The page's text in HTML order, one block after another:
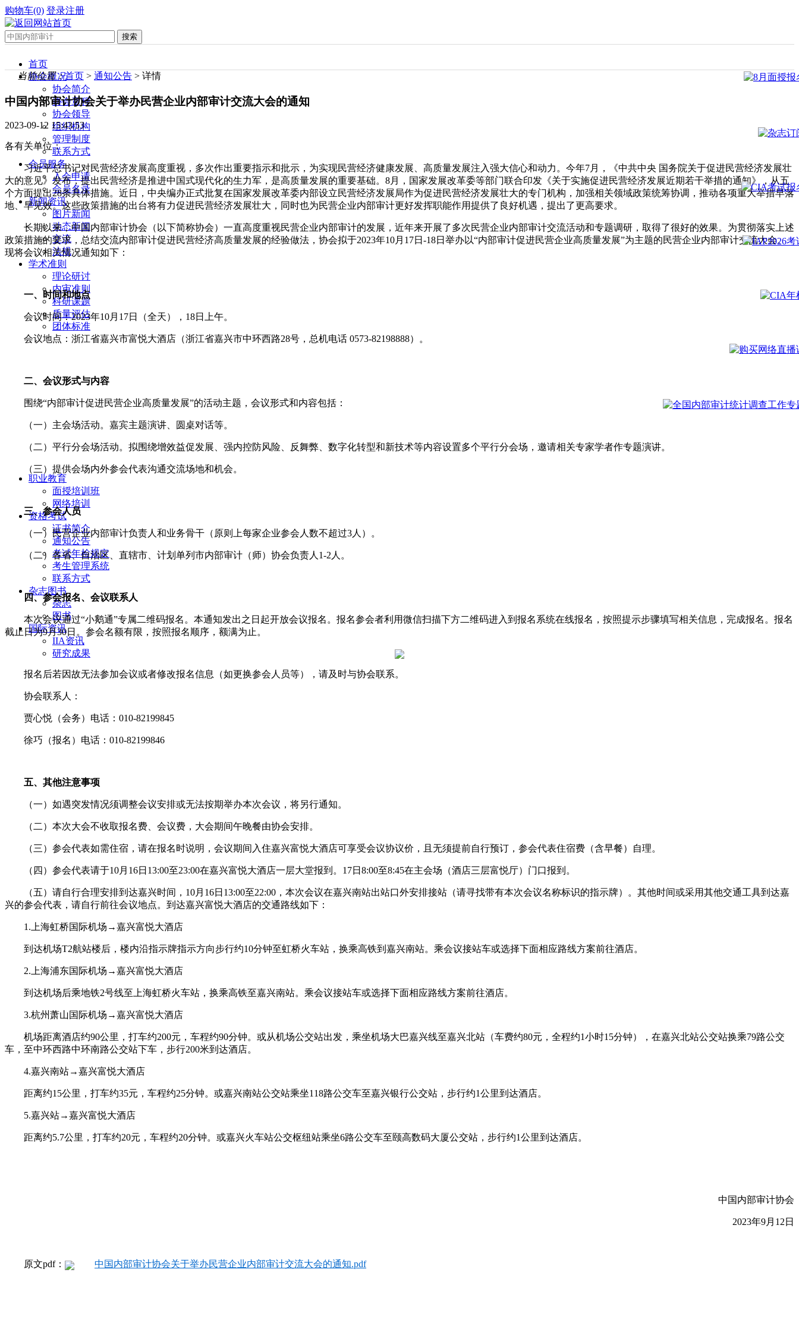
购物车(0) 登录注册
首页
协会概况
协会简介
协会章程
协会领导
组织机构
管理制度
联系方式
会员服务
入会申请
会员名录
新闻资讯
图片新闻
动态新闻
交流
法规
学术准则
理论研讨
内审准则
科研课题
质量评估
团体标准
职业教育
面授培训班
网络培训
资格考试
证书简介
通知公告
考试年检规定
考生管理系统
联系方式
杂志图书
杂志
图书
国际资讯
IIA资讯
研究成果
当前位置：首页 > 通知公告 > 详情
中国内部审计协会关于举办民营企业内部审计交流大会的通知
2023-09-12 15:43:53
各有关单位：
习近平总书记对民营经济发展高度重视，多次作出重要指示和批示，为实现民营经济健康发展、高质量发展注入强大信心和动力。今年7月，《中共中央 国务院关于促进民营经济发展壮
大的意见》发布，提出民营经济是推进中国式现代化的生力军，是高质量发展的重要基础。8月，国家发展改革委等部门联合印发《关于实施促进民营经济发展近期若干举措的通知》，从五
个方面提出28条具体措施。近日，中央编办正式批复在国家发展改革委内部设立民营经济发展局作为促进民营经济发展壮大的专门机构，加强相关领域政策统筹协调，推动各项重大举措早落
地、早见效。这些政策措施的出台将有力促进民营经济发展壮大，同时也为民营企业内部审计更好发挥职能作用提供了良好机遇，提出了更高要求。
长期以来，中国内部审计协会（以下简称协会）一直高度重视民营企业内部审计的发展，近年来开展了多次民营企业内部审计交流活动和专题调研，取得了很好的效果。为贯彻落实上述
政策措施的要求，总结交流内部审计促进民营经济高质量发展的经验做法，协会拟于2023年10月17日-18日举办以“内部审计促进民营企业高质量发展”为主题的民营企业内部审计交流大会。
现将会议相关情况通知如下：
一、时间和地点
会议时间：2023年10月17日（全天），18日上午。
会议地点：浙江省嘉兴市富悦大酒店（浙江省嘉兴市中环西路28号，总机电话 0573-82198888）。
二、会议形式与内容
围绕“内部审计促进民营企业高质量发展”的活动主题，会议形式和内容包括：
（一）主会场活动。嘉宾主题演讲、圆桌对话等。
（二）平行分会场活动。拟围绕增效益促发展、强内控防风险、反舞弊、数字化转型和新技术等内容设置多个平行分会场，邀请相关专家学者作专题演讲。
（三）提供会场内外参会代表沟通交流场地和机会。
三、参会人员
（一）民营企业内部审计负责人和业务骨干（原则上每家企业参会人数不超过3人）。
（二）各省、自治区、直辖市、计划单列市内部审计（师）协会负责人1-2人。
四、参会报名、会议联系人
本次会议通过“小鹅通”专属二维码报名。本通知发出之日起开放会议报名。报名参会者利用微信扫描下方二维码进入到报名系统在线报名，按照提示步骤填写相关信息，完成报名。报名
截止日为9月30日。参会名额有限，按照报名顺序，额满为止。
报名后若因故无法参加会议或者修改报名信息（如更换参会人员等），请及时与协会联系。
协会联系人：
贾心悦（会务）电话：010-82199845
徐巧（报名）电话：010-82199846
五、其他注意事项
（一）如遇突发情况须调整会议安排或无法按期举办本次会议，将另行通知。
（二）本次大会不收取报名费、会议费，大会期间午晚餐由协会安排。
（三）参会代表如需住宿，请在报名时说明，会议期间入住嘉兴富悦大酒店可享受会议协议价，且无须提前自行预订，参会代表住宿费（含早餐）自理。
（四）参会代表请于10月16日13:00至23:00在嘉兴富悦大酒店一层大堂报到。17日8:00至8:45在主会场（酒店三层富悦厅）门口报到。
（五）请自行合理安排到达嘉兴时间，10月16日13:00至22:00，本次会议在嘉兴南站出站口外安排接站（请寻找带有本次会议名称标识的指示牌）。其他时间或采用其他交通工具到达嘉
兴的参会代表，请自行前往会议地点。到达嘉兴富悦大酒店的交通路线如下：
1.上海虹桥国际机场→嘉兴富悦大酒店
到达机场T2航站楼后，楼内沿指示牌指示方向步行约10分钟至虹桥火车站，换乘高铁到嘉兴南站。乘会议接站车或选择下面相应路线方案前往酒店。
2.上海浦东国际机场→嘉兴富悦大酒店
到达机场后乘地铁2号线至上海虹桥火车站，换乘高铁至嘉兴南站。乘会议接站车或选择下面相应路线方案前往酒店。
3.杭州萧山国际机场→嘉兴富悦大酒店
机场距离酒店约90公里，打车约200元，车程约90分钟。或从机场公交站出发，乘坐机场大巴嘉兴线至嘉兴北站（车费约80元，全程约1小时15分钟），在嘉兴北站公交站换乘79路公交
车，至中环西路中环南路公交站下车，步行200米到达酒店。
4.嘉兴南站→嘉兴富悦大酒店
距离约15公里，打车约35元，车程约25分钟。或嘉兴南站公交站乘坐118路公交车至嘉兴银行公交站，步行约1公里到达酒店。
5.嘉兴站→嘉兴富悦大酒店
距离约5.7公里，打车约20元，车程约20分钟。或嘉兴火车站公交枢纽站乘坐6路公交车至颐高数码大厦公交站，步行约1公里到达酒店。
中国内部审计协会
2023年9月12日
原文pdf： 中国内部审计协会关于举办民营企业内部审计交流大会的通知.pdf